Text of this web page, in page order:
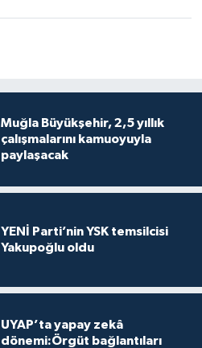
Muğla Büyükşehir, 2,5 yıllık
çalışmalarını kamuoyuyla
paylaşacak
YENİ Parti’nin YSK temsilcisi
Yakupoğlu oldu
UYAP’ta yapay zekâ
dönemi:Örgüt bağlantıları